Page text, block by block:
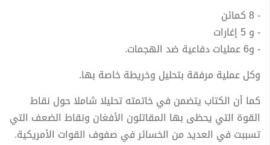
- 8 كمائن
- و 5 إغارات
- و6 عمليات دفاعية ضد الهجمات.
وكل عملية مرفقة بتحليل وخريطة خاصة بها.
كما أن الكتاب يتضمن في خاتمته تحليلا شاملا حول نقاط
القوة التي يحظى بها المقاتلون الأفغان ونقاط الضعف التي
تسببت في العديد من الخسائر في صفوف القوات الأمريكية.